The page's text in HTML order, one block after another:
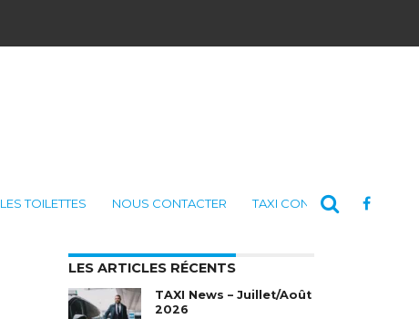
LES TOILETTES NOUS CONTACTER TAXI CONSULTING
LES ARTICLES RÉCENTS
TAXI News – Juillet/Août
2026